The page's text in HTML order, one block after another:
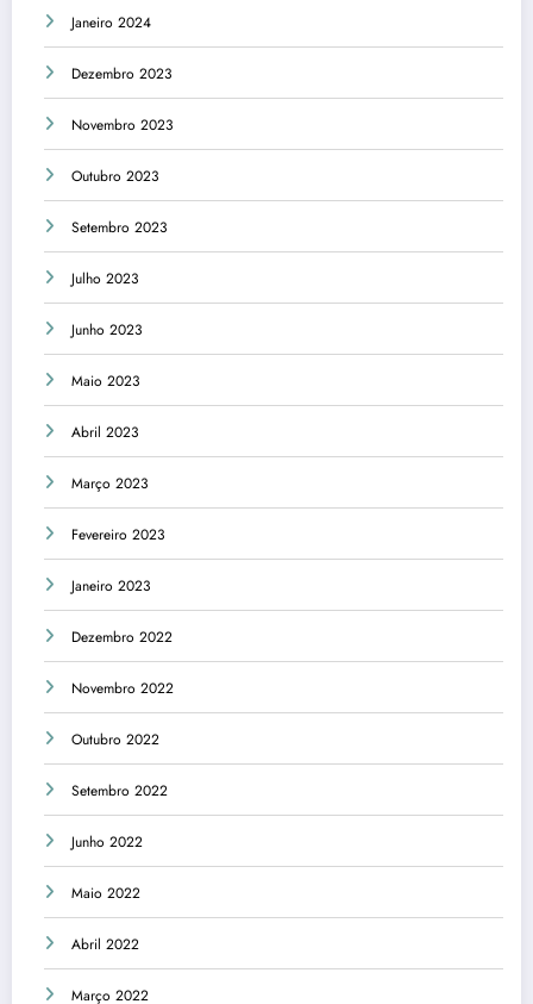
Janeiro 2024
Dezembro 2023
Novembro 2023
Outubro 2023
Setembro 2023
Julho 2023
Junho 2023
Maio 2023
Abril 2023
Março 2023
Fevereiro 2023
Janeiro 2023
Dezembro 2022
Novembro 2022
Outubro 2022
Setembro 2022
Junho 2022
Maio 2022
Abril 2022
Março 2022